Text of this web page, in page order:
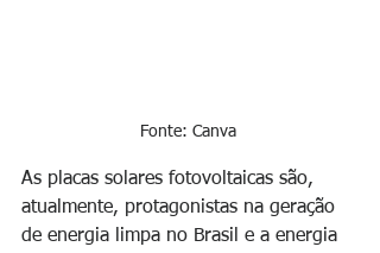
Fonte: Canva
As placas solares fotovoltaicas são,
atualmente, protagonistas na geração
de energia limpa no Brasil e a energia